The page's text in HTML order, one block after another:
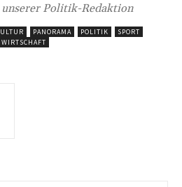
unserer Politik-Redaktion
PANORAMA POLITIK
SPORT
WIRTSCHAFT